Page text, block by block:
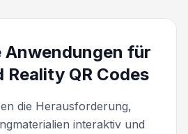
Anwendungen für
Reality QR Codes
die Herausforderung,
interaktiv und